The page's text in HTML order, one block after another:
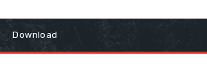
Download